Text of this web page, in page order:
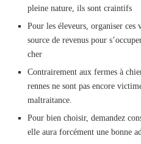
pleine nature, ils sont craintifs
Pour les éleveurs, organiser ces
source de revenus pour
cher
Contrairement aux fermes à
rennes ne sont pas encore
maltraitance.
Pour bien choisir, demandez
elle aura forcément une bonne